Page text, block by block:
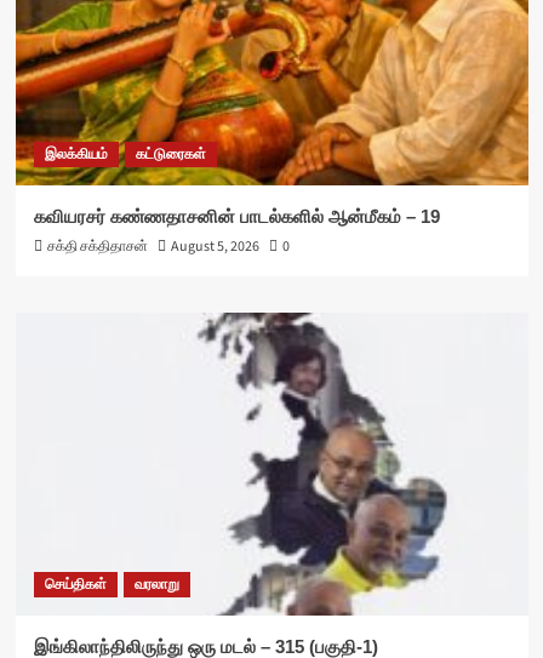
இலக்கியம் கட்டுரைகள்
கவியரசர் கண்ணதாசனின் பாடல்களில் ஆன்மீகம் – 19
சக்தி சக்திதாசன்
August 5, 2026 0
செய்திகள் வரலாறு
இங்கிலாந்திலிருந்து ஒரு மடல் – 315 (பகுதி-1)